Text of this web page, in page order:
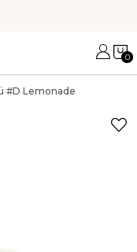
0
#D Lemonade